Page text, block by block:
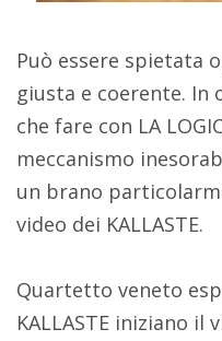
Può essere spietata
giusta e coerente.
che fare con LA
meccanismo
un brano
video dei KALLASTE.
Quartetto veneto
KALLASTE iniziano